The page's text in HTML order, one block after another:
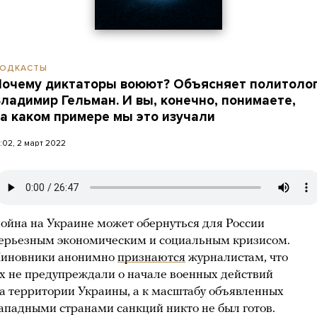
диктаторы воюют? Объясняет
Гельман. И вы, конечно, понимаете,
каком примере мы это изучали
2 март 2022
на Украине может обернуться для России
экономическим и социальным кризисом.
анонимно признаются журналистам, что
не предупреждали о начале военных действий
территории Украины, а к масштабу объявленных
странами санкций никто не был готов.